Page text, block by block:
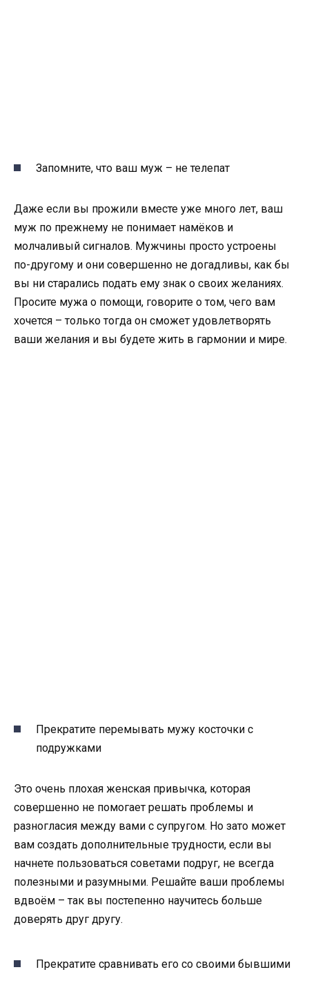
Запомните, что ваш муж – не телепат
Даже если вы прожили вместе уже много лет, ваш
муж по прежнему не понимает намёков и
молчаливый сигналов. Мужчины просто устроены
по-другому и они совершенно не догадливы, как бы
вы ни старались подать ему знак о своих желаниях.
Просите мужа о помощи, говорите о том, чего вам
хочется – только тогда он сможет удовлетворять
ваши желания и вы будете жить в гармонии и мире.
Прекратите перемывать мужу косточки с
подружками
Это очень плохая женская привычка, которая
совершенно не помогает решать проблемы и
разногласия между вами с супругом. Но зато может
вам создать дополнительные трудности, если вы
начнете пользоваться советами подруг, не всегда
полезными и разумными. Решайте ваши проблемы
вдвоём – так вы постепенно научитесь больше
доверять друг другу.
Прекратите сравнивать его со своими бывшими